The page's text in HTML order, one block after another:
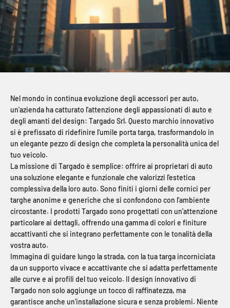
Nel mondo in continua evoluzione degli accessori per auto,
un'azienda ha catturato l'attenzione degli appassionati di auto e
degli amanti del design: Targado Srl. Questo marchio innovativo
si è prefissato di ridefinire l'umile porta targa, trasformandolo in
un elegante pezzo di design che completa la personalità unica del
tuo veicolo.
La missione di Targado è semplice: offrire ai proprietari di auto
una soluzione elegante e funzionale che valorizzi l'estetica
complessiva della loro auto. Sono finiti i giorni delle cornici per
targhe anonime e generiche che si confondono con l'ambiente
circostante. I prodotti Targado sono progettati con un'attenzione
particolare ai dettagli, offrendo una gamma di colori e finiture
accattivanti che si integrano perfettamente con le tonalità della
vostra auto.
Immagina di guidare lungo la strada, con la tua targa incorniciata
da un supporto vivace e accattivante che si adatta perfettamente
alle curve e ai profili del tuo veicolo. Il design innovativo di
Targado non solo aggiunge un tocco di raffinatezza, ma
garantisce anche un'installazione sicura e senza problemi. Niente